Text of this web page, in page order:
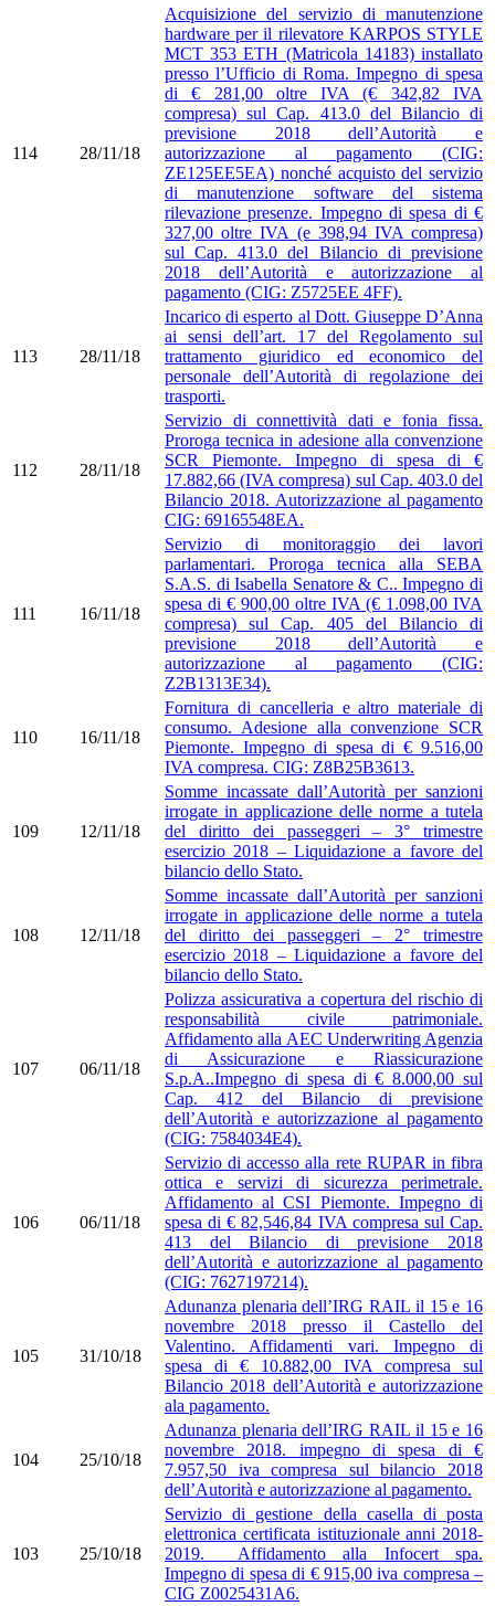
114 28/11/18
Acquisizione del servizio di manutenzione
hardware per il rilevatore KARPOS STYLE
MCT 353 ETH (Matricola 14183) installato
presso l’Ufficio di Roma. Impegno di spesa
di € 281,00 oltre IVA (€ 342,82 IVA
compresa) sul Cap. 413.0 del Bilancio di
previsione 2018 dell’Autorità e
autorizzazione al pagamento (CIG:
ZE125EE5EA) nonché acquisto del servizio
di manutenzione software del sistema
rilevazione presenze. Impegno di spesa di €
327,00 oltre IVA (e 398,94 IVA compresa)
sul Cap. 413.0 del Bilancio di previsione
2018 dell’Autorità e autorizzazione al
pagamento (CIG: Z5725EE 4FF).
113 28/11/18
Incarico di esperto al Dott. Giuseppe D’Anna
ai sensi dell’art. 17 del Regolamento sul
trattamento giuridico ed economico del
personale dell’Autorità di regolazione dei
trasporti.
112 28/11/18
Servizio di connettività dati e fonia fissa.
Proroga tecnica in adesione alla convenzione
SCR Piemonte. Impegno di spesa di €
17.882,66 (IVA compresa) sul Cap. 403.0 del
Bilancio 2018. Autorizzazione al pagamento
CIG: 69165548EA.
111 16/11/18
Servizio di monitoraggio dei lavori
parlamentari. Proroga tecnica alla SEBA
S.A.S. di Isabella Senatore & C.. Impegno di
spesa di € 900,00 oltre IVA (€ 1.098,00 IVA
compresa) sul Cap. 405 del Bilancio di
previsione 2018 dell’Autorità e
autorizzazione al pagamento (CIG:
Z2B1313E34).
110 16/11/18
Fornitura di cancelleria e altro materiale di
consumo. Adesione alla convenzione SCR
Piemonte. Impegno di spesa di € 9.516,00
IVA compresa. CIG: Z8B25B3613.
109 12/11/18
Somme incassate dall’Autorità per sanzioni
irrogate in applicazione delle norme a tutela
del diritto dei passeggeri – 3° trimestre
esercizio 2018 – Liquidazione a favore del
bilancio dello Stato.
108 12/11/18
Somme incassate dall’Autorità per sanzioni
irrogate in applicazione delle norme a tutela
del diritto dei passeggeri – 2° trimestre
esercizio 2018 – Liquidazione a favore del
bilancio dello Stato.
107 06/11/18
Polizza assicurativa a copertura del rischio di
responsabilità civile patrimoniale.
Affidamento alla AEC Underwriting Agenzia
di Assicurazione e Riassicurazione
S.p.A..Impegno di spesa di € 8.000,00 sul
Cap. 412 del Bilancio di previsione
dell’Autorità e autorizzazione al pagamento
(CIG: 7584034E4).
106 06/11/18
Servizio di accesso alla rete RUPAR in fibra
ottica e servizi di sicurezza perimetrale.
Affidamento al CSI Piemonte. Impegno di
spesa di € 82,546,84 IVA compresa sul Cap.
413 del Bilancio di previsione 2018
dell’Autorità e autorizzazione al pagamento
(CIG: 7627197214).
105 31/10/18
Adunanza plenaria dell’IRG RAIL il 15 e 16
novembre 2018 presso il Castello del
Valentino. Affidamenti vari. Impegno di
spesa di € 10.882,00 IVA compresa sul
Bilancio 2018 dell’Autorità e autorizzazione
ala pagamento.
104 25/10/18
Adunanza plenaria dell’IRG RAIL il 15 e 16
novembre 2018. impegno di spesa di €
7.957,50 iva compresa sul bilancio 2018
dell’Autorità e autorizzazione al pagamento.
103 25/10/18
Servizio di gestione della casella di posta
elettronica certificata istituzionale anni 2018-
2019. Affidamento alla Infocert spa.
Impegno di spesa di € 915,00 iva compresa –
CIG Z0025431A6.